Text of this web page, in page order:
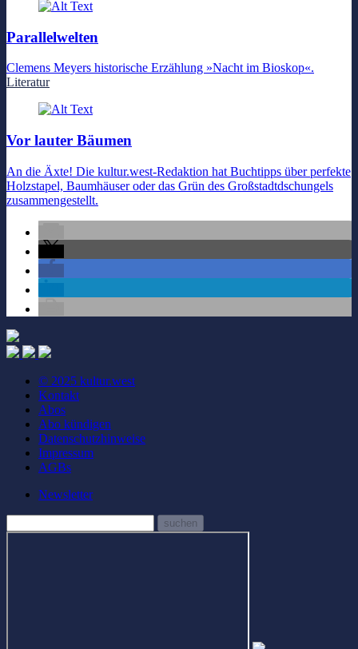
Parallelwelten
Clemens Meyers historische Erzählung »Nacht im Bioskop«.
Literatur
Vor lauter Bäumen
An die Äxte! Die kultur.west-Redaktion hat Buchtipps über perfekte
Holzstapel, Baumhäuser oder das Grün des Großstadtdschungels
zusammengestellt.
© 2025 kultur.west
Kontakt
Abos
Abo kündigen
Datenschutzhinweise
Impressum
AGBs
Newsletter